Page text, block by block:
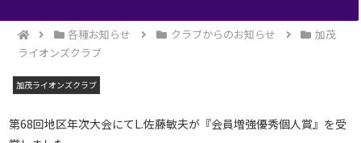
各種お知らせ クラブからのお知らせ
加茂
ライオンズクラブ
加茂ライオンズクラブ
第68回地区年次大会にてL.佐藤敏夫が『会員増強優秀個人賞』を受